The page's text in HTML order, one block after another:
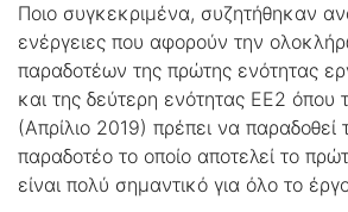
Ποιο συγκεκριμένα, συζητήθηκαν
ενέργειες που αφορούν την
παραδοτέων της πρώτης ενότητας
και της δεύτερη ενότητας ΕΕ2 όπου
(Απρίλιο 2019) πρέπει να παραδοθεί
παραδοτέο το οποίο αποτελεί το
είναι πολύ σημαντικό για όλο το